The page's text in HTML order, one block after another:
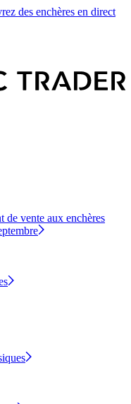
des enchères en direct
de vente aux enchères